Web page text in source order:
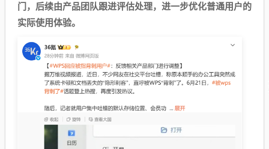
门，后续由产品团队跟进评估处理，进一步优化普通用户的
实际使用体验。